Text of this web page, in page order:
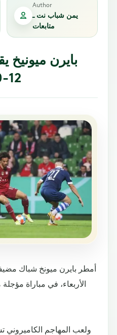
Author
يمن شباب نت ـ
متابعات
بايرن ميونيخ
12-0 في كأس ألمانيا
الأربعاء، في مباراة
ولعب المهاجم الكاميروني